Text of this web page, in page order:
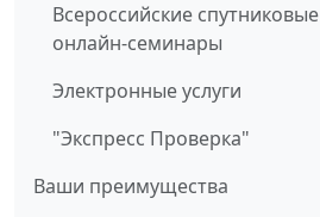
Всероссийские спутниковые
онлайн-семинары
Электронные услуги
"Экспресс Проверка"
Ваши преимущества